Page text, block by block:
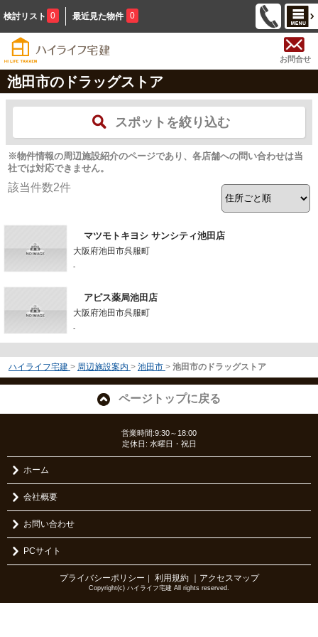
検討リスト 0 最近見た物件 0
お問合せ
池田市のドラッグストア
スポットを絞り込む
※物件情報の周辺施設紹介のページであり、各店舗への問い合わせは当
社では対応できません。
該当件数2件
マツモトキヨシ サンシティ池田店
大阪府池田市呉服町
-
アピス薬局池田店
大阪府池田市呉服町
-
ハイライフ宅建 > 周辺施設案内 > 池田市 > 池田市のドラッグストア
ページトップに戻る
営業時間:9:30～18:00
定休日: 水曜日・祝日
ホーム
会社概要
お問い合わせ
PCサイト
プライバシーポリシー ｜ 利用規約 ｜アクセスマップ
Copyright(c) ハイライフ宅建 All rights reserved.